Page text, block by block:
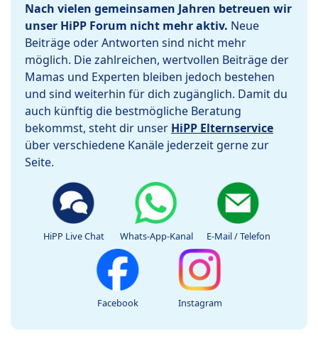
Nach vielen gemeinsamen Jahren betreuen wir
unser HiPP Forum nicht mehr aktiv. Neue
Beiträge oder Antworten sind nicht mehr
möglich. Die zahlreichen, wertvollen Beiträge der
Mamas und Experten bleiben jedoch bestehen
und sind weiterhin für dich zugänglich. Damit du
auch künftig die bestmögliche Beratung
bekommst, steht dir unser HiPP Elternservice
über verschiedene Kanäle jederzeit gerne zur
Seite.
HiPP Live Chat Whats-App-Kanal E-Mail / Telefon
Facebook Instagram